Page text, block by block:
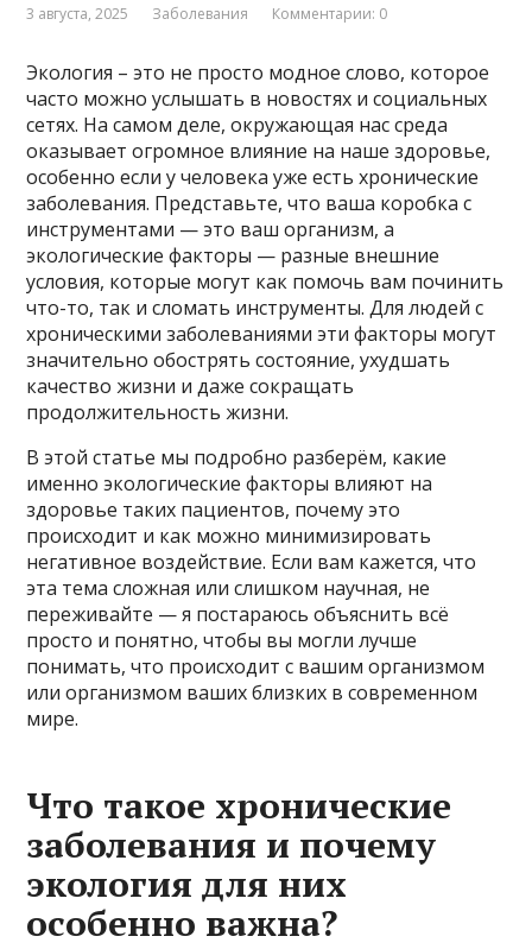
3 августа, 2025 Заболевания Комментарии: 0
Экология – это не просто модное слово, которое
часто можно услышать в новостях и социальных
сетях. На самом деле, окружающая нас среда
оказывает огромное влияние на наше здоровье,
особенно если у человека уже есть хронические
заболевания. Представьте, что ваша коробка с
инструментами — это ваш организм, а
экологические факторы — разные внешние
условия, которые могут как помочь вам починить
что-то, так и сломать инструменты. Для людей с
хроническими заболеваниями эти факторы могут
значительно обострять состояние, ухудшать
качество жизни и даже сокращать
продолжительность жизни.
В этой статье мы подробно разберём, какие
именно экологические факторы влияют на
здоровье таких пациентов, почему это
происходит и как можно минимизировать
негативное воздействие. Если вам кажется, что
эта тема сложная или слишком научная, не
переживайте — я постараюсь объяснить всё
просто и понятно, чтобы вы могли лучше
понимать, что происходит с вашим организмом
или организмом ваших близких в современном
мире.
Что такое хронические
заболевания и почему
экология для них
особенно важна?